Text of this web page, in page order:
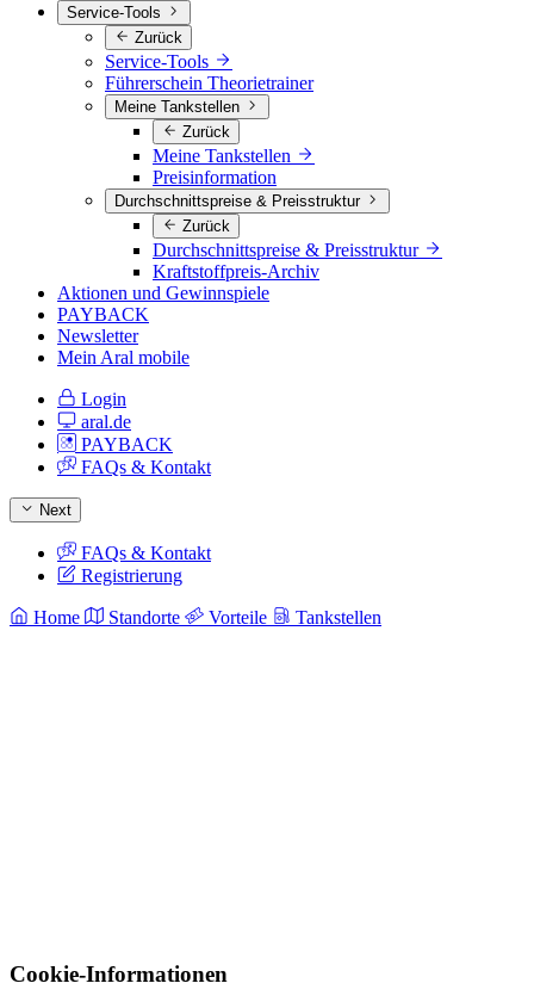
Service-Tools
Zurück
Service-Tools
Führerschein Theorietrainer
Meine Tankstellen
Zurück
Meine Tankstellen
Preisinformation
Durchschnittspreise & Preisstruktur
Zurück
Durchschnittspreise & Preisstruktur
Kraftstoffpreis-Archiv
Aktionen und Gewinnspiele
PAYBACK
Newsletter
Mein Aral mobile
Login
aral.de
PAYBACK
FAQs & Kontakt
Next
FAQs & Kontakt
Registrierung
Home Standorte Vorteile Tankstellen
Cookie-Informationen